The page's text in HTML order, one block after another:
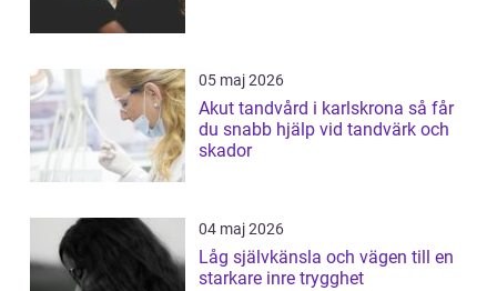
05 maj 2026
Akut tandvård i karlskrona så får
du snabb hjälp vid tandvärk och
skador
04 maj 2026
Låg självkänsla och vägen till en
starkare inre trygghet